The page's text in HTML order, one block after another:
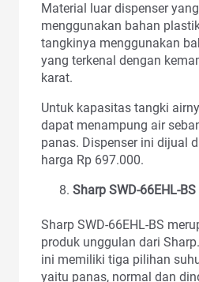
Material luar dispenser
menggunakan bahan
tangkinya menggunakan
yang terkenal dengan
karat.
Untuk kapasitas tangki
dapat menampung air
panas. Dispenser ini dijual
harga Rp 697.000.
Sharp SWD-66EHL-BS
Sharp SWD-66EHL-BS
produk unggulan dari
ini memiliki tiga pilihan
yaitu panas, normal dan